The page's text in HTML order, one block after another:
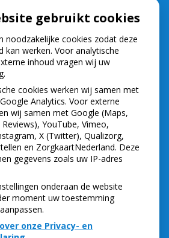
mails over
Laat het veilig doen!
de basis voor een gezonde
in het buitenland? Wees op je
gemaakt in 2025? Check of
gebruikt cookies
noodzakelijke cookies zodat deze
kan werken. Voor analytische
inhoud vragen wij uw
cookies werken wij samen met
Analytics. Voor externe
wij samen met Google (Maps,
YouTube, Vimeo,
X (Twitter), Qualizorg,
en ZorgkaartNederland. Deze
gegevens zoals uw IP-adres
onderaan de website
moment uw toestemming
onze Privacy- en